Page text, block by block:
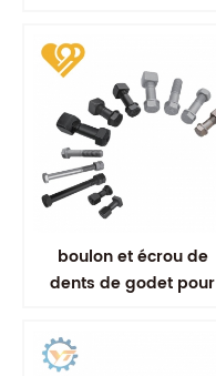
pièces d'usure
boulon et écrou de
dents de godet pour